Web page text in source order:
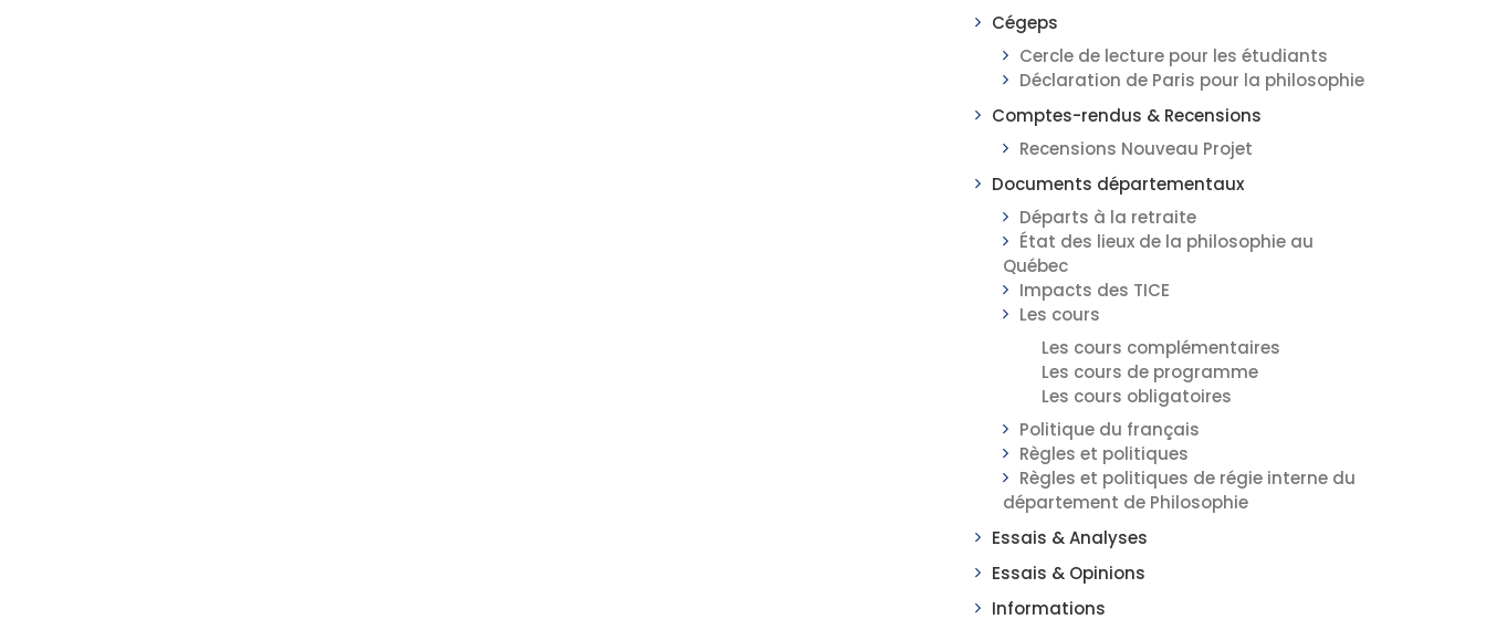
Cégeps
Cercle de lecture pour les étudiants
Déclaration de Paris pour la philosophie
Comptes-rendus & Recensions
Recensions Nouveau Projet
Documents départementaux
Départs à la retraite
État des lieux de la philosophie au
Québec
Impacts des TICE
Les cours
Les cours complémentaires
Les cours de programme
Les cours obligatoires
Politique du français
Règles et politiques
Règles et politiques de régie interne du
département de Philosophie
Essais & Analyses
Essais & Opinions
Informations